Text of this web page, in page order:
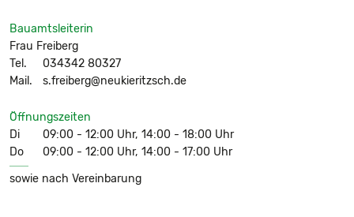
Bauamtsleiterin
Frau Freiberg
Tel.
034342 80327
Mail.
s.freiberg@neukieritzsch.de
Öffnungszeiten
Di
09:00 - 12:00 Uhr, 14:00 - 18:00 Uhr
Do
09:00 - 12:00 Uhr, 14:00 - 17:00 Uhr
sowie nach Vereinbarung